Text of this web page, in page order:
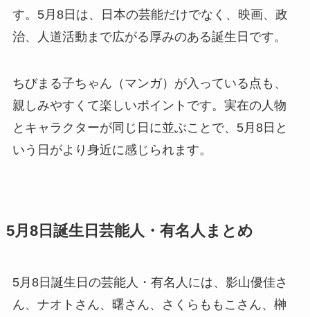
す。5月8日は、日本の芸能だけでなく、映画、政
治、人道活動まで広がる厚みのある誕生日です。
ちびまる子ちゃん（マンガ）が入っている点も、
親しみやすくて楽しいポイントです。実在の人物
とキャラクターが同じ日に並ぶことで、5月8日と
いう日がより身近に感じられます。
5月8日誕生日芸能人・有名人まとめ
5月8日誕生日の芸能人・有名人には、影山優佳さ
ん、ナオトさん、曙さん、さくらももこさん、榊